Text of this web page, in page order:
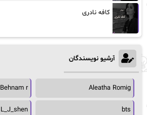
کافه نادری
آرشیو نویسندگان
Aleatha Romig
Behnam r
bts
L_J_shen